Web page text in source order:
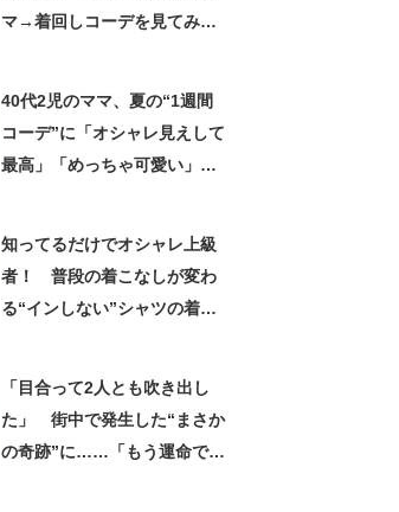
マ→着回しコーデを見てみる
40代2児のママ、夏の“1週間
コーデ”に「オシャレ見えして
最高」「めっちゃ可愛い」の
知ってるだけでオシャレ上級
者！ 普段の着こなしが変わ
る“インしない”シャツの着方6
「目合って2人とも吹き出し
た」 街中で発生した“まさか
の奇跡”に……「もう運命でし